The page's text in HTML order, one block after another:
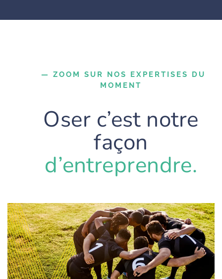
— ZOOM SUR NOS EXPERTISES DU
MOMENT
Oser c’est notre
façon
d’entreprendre.